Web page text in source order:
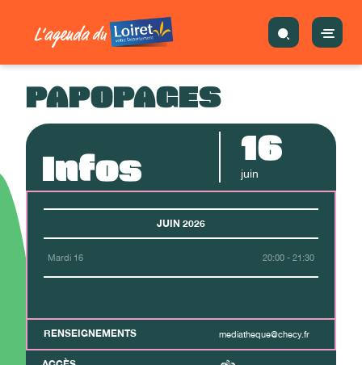
PAPOPAGES
Infos 16
juin
JUIN 2026
Mardi 16 20:00 - 21:30
RENSEIGNEMENTS mediatheque@checy.fr